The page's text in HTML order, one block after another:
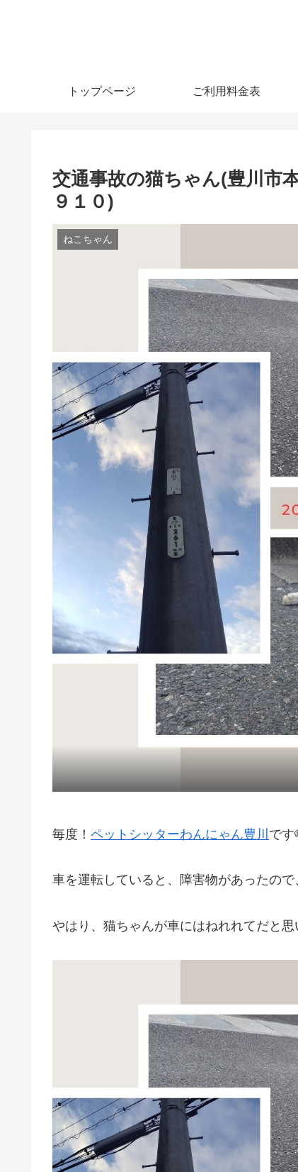
トップページ ご利用料金表
交通事故の猫ちゃん(豊川市
９１０)
ねこちゃん
毎度！ ペットシッターわんにゃん豊川 です
車を運転していると、障害物があったの
やはり、猫ちゃんが車にはねれれてだと思